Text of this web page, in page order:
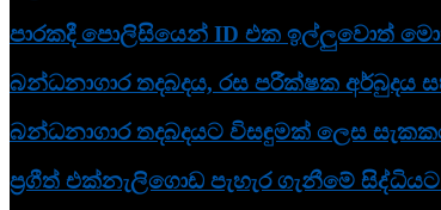
පාරකදී පොලිසියෙන් ID එක ඉල්ලුවොත්
බන්ධනාගාර තදබදය, රස පරීක්ෂක අර්බුදය
බන්ධනාගාර තදබදයට විසඳුමක් ලෙස
ප්‍රගීත් එක්නැලිගොඩ පැහැර ගැනීමේ